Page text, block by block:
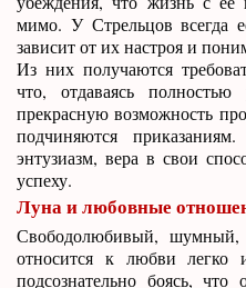
мимо. У Стрельцов всегда
зависит от их настроя и
Из них получаются
что, отдаваясь
прекрасную возможность
подчиняются
энтузиазм, вера в свои
успеху.
Луна и любовные
Свободолюбивый, шумный,
относится к любви
подсознательно боясь,